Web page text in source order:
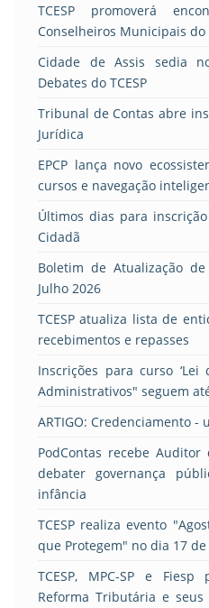
TCESP promoverá
Conselheiros Municipais do
Cidade de Assis sedia
Debates do TCESP
Tribunal de Contas abre
Jurídica
EPCP lança novo
cursos e navegação
Últimos dias para
Cidadã
Boletim de Atualização
Julho 2026
TCESP atualiza lista de
recebimentos e repasses
Inscrições para curso
Administrativos" seguem
ARTIGO: Credenciamento
PodContas recebe
debater governança
infância
TCESP realiza evento
que Protegem" no dia 17 de
TCESP, MPC-SP e
Reforma Tributária e